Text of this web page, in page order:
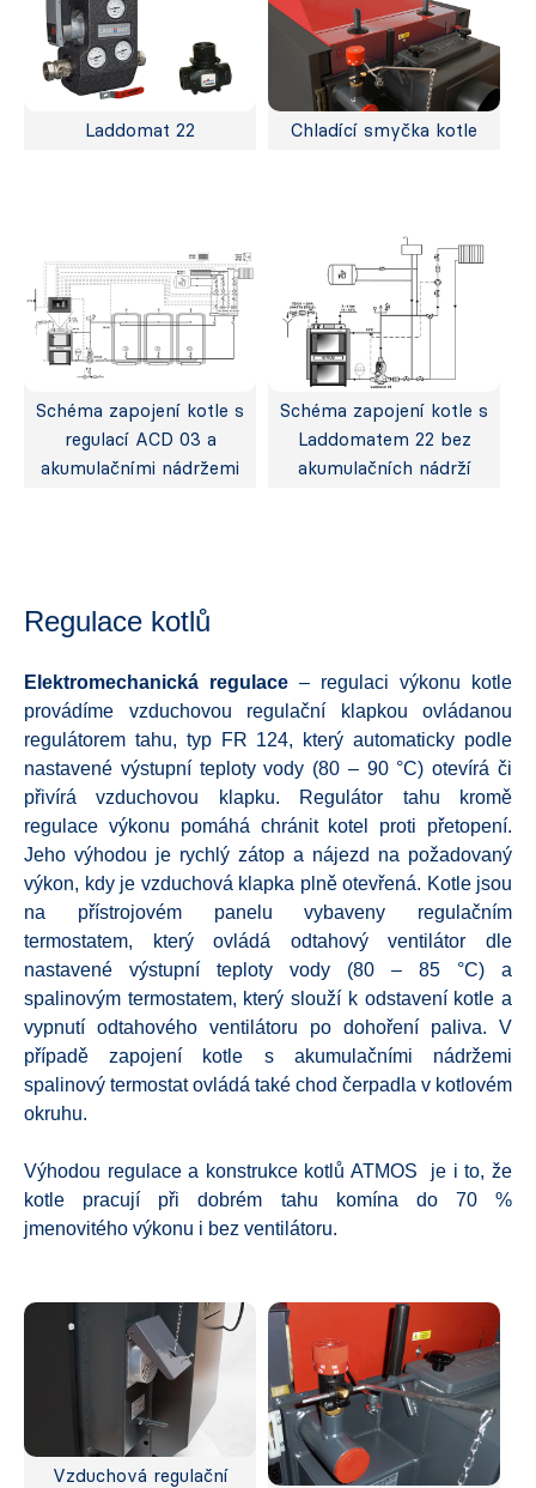
Laddomat 22 Chladící smyčka kotle
Schéma zapojení kotle s
regulací ACD 03 a
akumulačními nádržemi
Schéma zapojení kotle s
Laddomatem 22 bez
akumulačních nádrží
Regulace kotlů
Elektromechanická regulace – regulaci výkonu kotle
provádíme vzduchovou regulační klapkou ovládanou
regulátorem tahu, typ FR 124, který automaticky podle
nastavené výstupní teploty vody (80 – 90 °C) otevírá či
přivírá vzduchovou klapku. Regulátor tahu kromě
regulace výkonu pomáhá chránit kotel proti přetopení.
Jeho výhodou je rychlý zátop a nájezd na požadovaný
výkon, kdy je vzduchová klapka plně otevřená. Kotle jsou
na přístrojovém panelu vybaveny regulačním
termostatem, který ovládá odtahový ventilátor dle
nastavené výstupní teploty vody (80 – 85 °C) a
spalinovým termostatem, který slouží k odstavení kotle a
vypnutí odtahového ventilátoru po dohoření paliva. V
případě zapojení kotle s akumulačními nádržemi
spalinový termostat ovládá také chod čerpadla v kotlovém
okruhu.
Výhodou regulace a konstrukce kotlů ATMOS je i to, že
kotle pracují při dobrém tahu komína do 70 %
jmenovitého výkonu i bez ventilátoru.
Vzduchová regulační